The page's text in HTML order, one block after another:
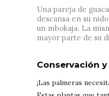
Una pareja de
descansa en su
un mbokaja. La
mayor parte de su
Conservación
¡Las palmeras